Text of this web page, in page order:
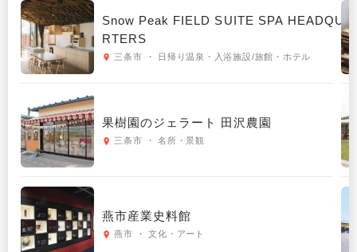
Snow Peak FIELD SUITE SPA HEADQUA
RTERS
三条市 ・ 日帰り温泉・入浴施設/旅館・ホテル
果樹園のジェラート 田沢農園
三条市 ・ 名所・景観
燕市産業史料館
燕市 ・ 文化・アート